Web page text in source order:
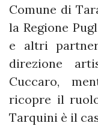
Comune di
la Regione
e altri
direzione
Cuccaro,
ricopre il
Tarquini è il